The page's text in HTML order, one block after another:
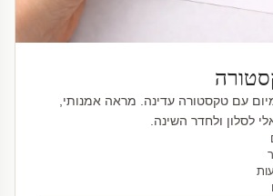
עם טקסטורה עדינה. מראה אמנותי,
לסלון ולחדר השינה.